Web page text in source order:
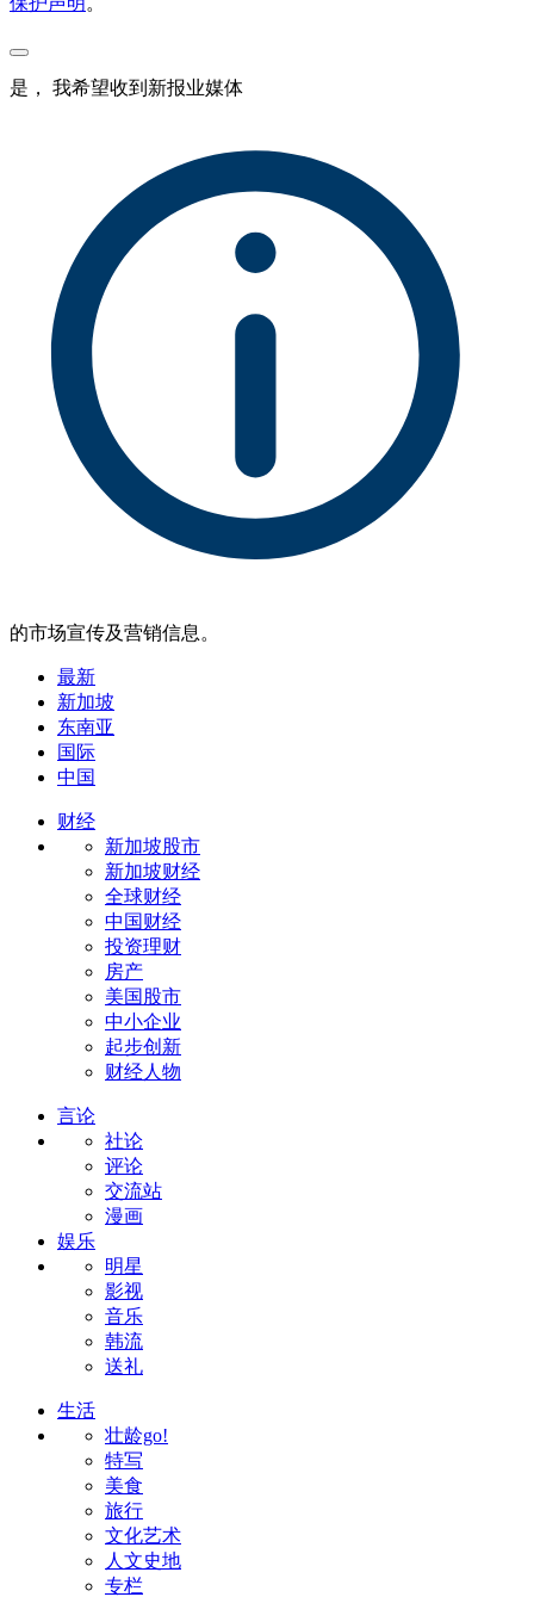
是， 我希望收到新报业媒体
的市场宣传及营销信息。
最新
新加坡
东南亚
国际
中国
财经
新加坡股市
新加坡财经
全球财经
中国财经
投资理财
房产
美国股市
中小企业
起步创新
财经人物
言论
社论
评论
交流站
漫画
娱乐
明星
影视
音乐
韩流
送礼
生活
壮龄go!
特写
美食
旅行
文化艺术
人文史地
专栏